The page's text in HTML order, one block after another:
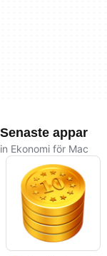
Senaste appar
in Ekonomi för Mac